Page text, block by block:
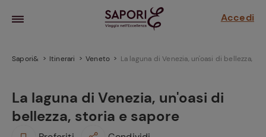
Accedi
Sapori& Itinerari Veneto La laguna di Venezia, un'oasi di bellezza,
La laguna di Venezia, un'oasi di
bellezza, storia e sapore